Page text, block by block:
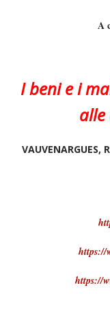
A
I beni e i
alle
https://
https://